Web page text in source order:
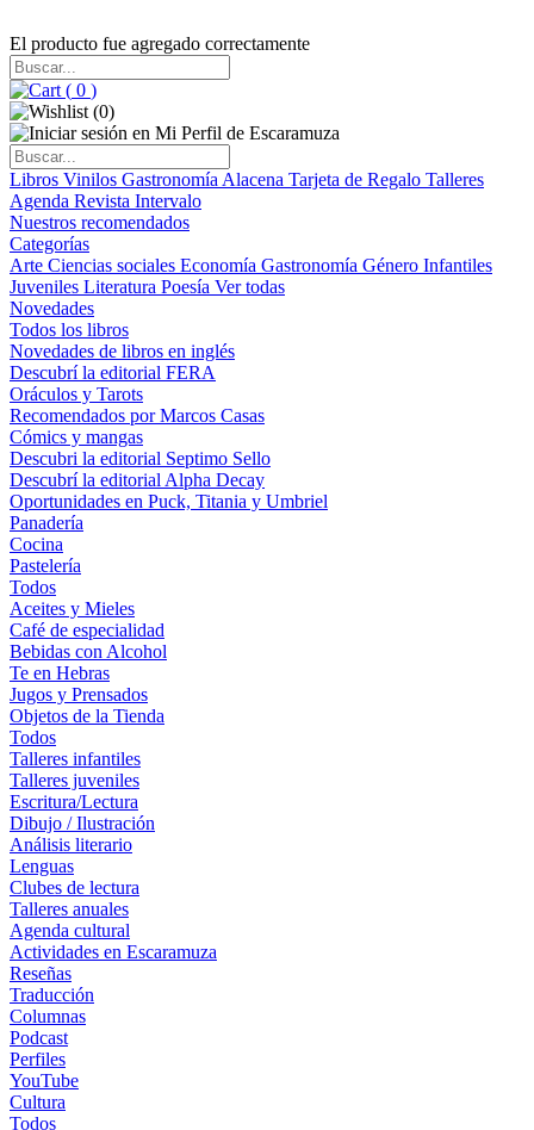
El producto fue agregado correctamente
( 0 )
(0)
Libros Vinilos Gastronomía Alacena Tarjeta de Regalo Talleres
Agenda Revista Intervalo
Nuestros recomendados
Categorías
Arte Ciencias sociales Economía Gastronomía Género Infantiles
Juveniles Literatura Poesía Ver todas
Novedades
Todos los libros
Novedades de libros en inglés
Descubrí la editorial FERA
Oráculos y Tarots
Recomendados por Marcos Casas
Cómics y mangas
Descubri la editorial Septimo Sello
Descubrí la editorial Alpha Decay
Oportunidades en Puck, Titania y Umbriel
Panadería
Cocina
Pastelería
Todos
Aceites y Mieles
Café de especialidad
Bebidas con Alcohol
Te en Hebras
Jugos y Prensados
Objetos de la Tienda
Todos
Talleres infantiles
Talleres juveniles
Escritura/Lectura
Dibujo / Ilustración
Análisis literario
Lenguas
Clubes de lectura
Talleres anuales
Agenda cultural
Actividades en Escaramuza
Reseñas
Traducción
Columnas
Podcast
Perfiles
YouTube
Cultura
Todos